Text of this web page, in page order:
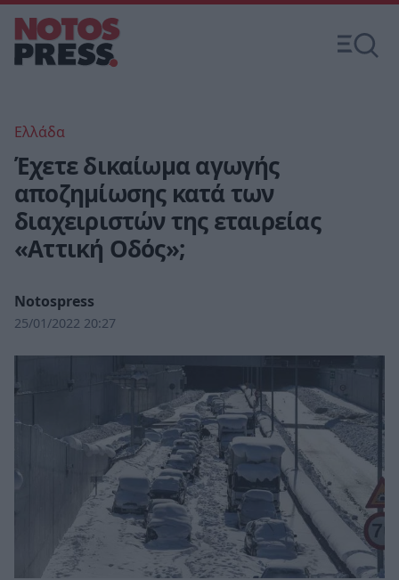
Ελλάδα
Έχετε δικαίωμα αγωγής
αποζημίωσης κατά των
διαχειριστών της εταιρείας
«Αττική Οδός»;
Notospress
25/01/2022 20:27